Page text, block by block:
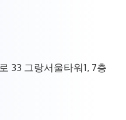
33 그랑서울타워1, 7층